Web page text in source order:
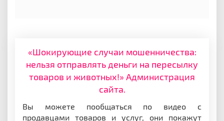
«Шокирующие случаи мошенничества:
нельзя отправлять деньги на пересылку
товаров и животных!» Администрация
сайта.
Вы можете пообщаться по видео с
продавцами товаров и услуг, они покажут